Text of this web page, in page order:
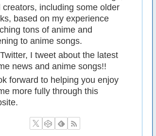
creators, including some older
based on my experience
tons of anime and
to anime songs.
I tweet about the latest
news and anime songs!!
forward to helping you enjoy
more fully through this